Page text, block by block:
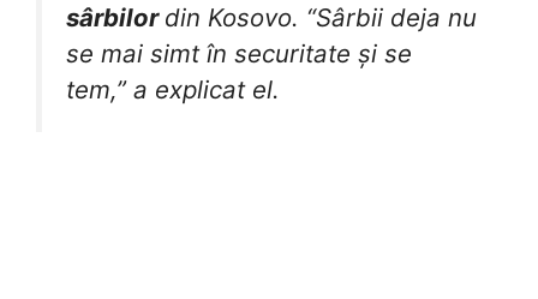
sârbilor din Kosovo. “Sârbii deja nu
se mai simt în securitate și se
tem,” a explicat el.